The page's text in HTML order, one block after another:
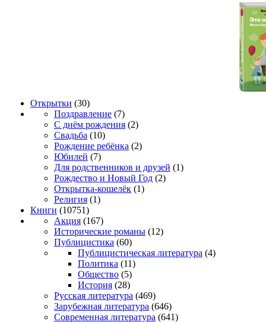
Открытки (30)
Поздравление (7)
С днём рождения (2)
Свадьба (10)
Рождение ребёнка (2)
Юбилей (7)
Для родственников и друзей (1)
Рождество и Новый Год (2)
Открытка-кошелёк (1)
Религия (1)
Книги (10751)
Акция (167)
Исторические романы (12)
Публицистика (60)
Публицистическая литература (4)
Политика (11)
Общество (5)
История (28)
Русская литература (469)
Зарубежная литература (646)
Современная литература (641)